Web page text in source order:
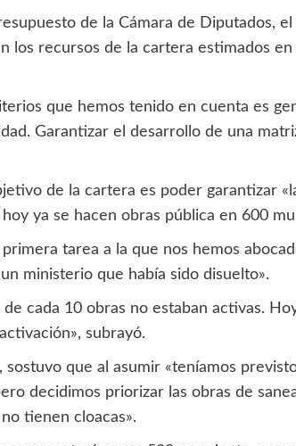
de la Cámara de Diputados,
los recursos de la cartera estimados
que hemos tenido en cuenta es
Garantizar el desarrollo de una
de la cartera es poder garantizar
ya se hacen obras pública en 600
tarea a la que nos hemos
ministerio que había sido disuelto».
cada 10 obras no estaban activas.
subrayó.
que al asumir «teníamos
decidimos priorizar las obras de
tienen cloacas».